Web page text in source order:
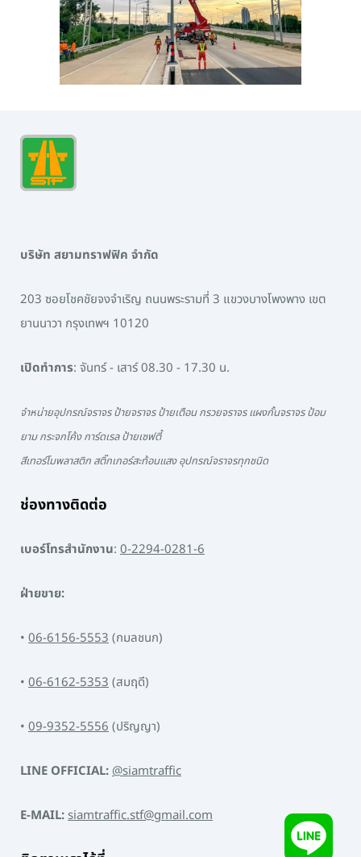
บริษัท สยามทราฟฟิค จำกัด
203 ซอยโชคชัยจงจำเริญ ถนนพระรามที่ 3 แขวงบางโพงพาง เขต
ยานนาวา กรุงเทพฯ 10120
เปิดทำการ: จันทร์ - เสาร์ 08.30 - 17.30 น.
จำหน่ายอุปกรณ์จราจร ป้ายจราจร ป้ายเตือน กรวยจราจร แผงกั้นจราจร ป้อม
ยาม กระจกโค้ง การ์ดเรล ป้ายเซฟตี้
สีเทอร์โมพลาสติก สติ๊กเกอร์สะท้อนแสง อุปกรณ์จราจรทุกชนิด
ช่องทางติดต่อ
เบอร์โทรสำนักงาน: 0-2294-0281-6
ฝ่ายขาย:
• 06-6156-5553(กมลชนก)
• 06-6162-5353(สมฤดี)
• 09-9352-5556(ปริญญา)
LINE OFFICIAL:@siamtraffic
E-MAIL:siamtraffic.stf@gmail.com